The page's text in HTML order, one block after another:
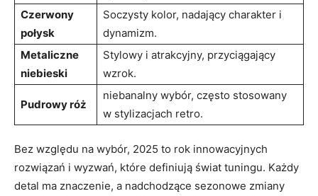
Czerwony
połysk
Soczysty kolor, nadający charakter i
dynamizm.
Metaliczne
niebieski
Stylowy i atrakcyjny, przyciągający
wzrok.
Pudrowy róż
niebanalny wybór, często stosowany
w stylizacjach retro.
Bez względu na wybór, 2025 to rok innowacyjnych
rozwiązań i wyzwań, które definiują świat tuningu. Każdy
detal ma znaczenie, a nadchodzące sezonowe zmiany